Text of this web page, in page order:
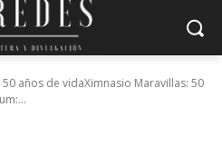
años de vidaXimnasio Maravillas: 50